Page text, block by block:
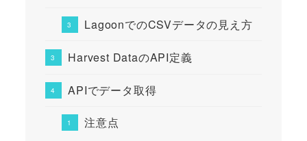
LagoonでのCSVデータの見え方
Harvest DataのAPI定義
APIでデータ取得
注意点